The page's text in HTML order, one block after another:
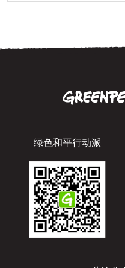
绿色和平行动派